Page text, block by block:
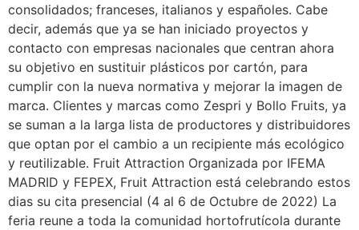
consolidados; franceses, italianos y españoles. Cabe
decir, además que ya se han iniciado proyectos y
contacto con empresas nacionales que centran ahora
su objetivo en sustituir plásticos por cartón, para
cumplir con la nueva normativa y mejorar la imagen de
marca. Clientes y marcas como Zespri y Bollo Fruits, ya
se suman a la larga lista de productores y distribuidores
que optan por el cambio a un recipiente más ecológico
y reutilizable. Fruit Attraction Organizada por IFEMA
MADRID y FEPEX, Fruit Attraction está celebrando estos
dias su cita presencial (4 al 6 de Octubre de 2022) La
feria reune a toda la comunidad hortofrutícola durante